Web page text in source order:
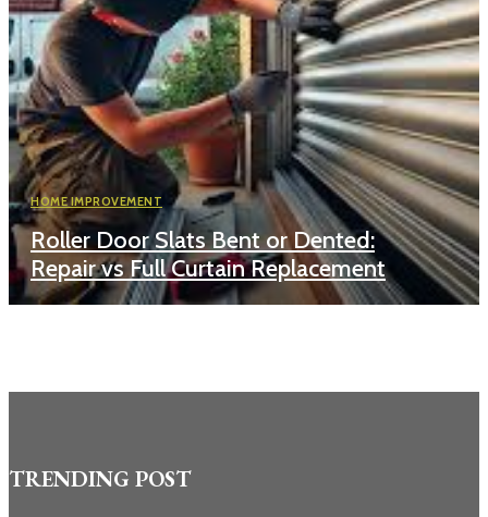
HOME IMPROVEMENT
Roller Door Slats Bent or Dented:
Repair vs Full Curtain Replacement
TRENDING POST